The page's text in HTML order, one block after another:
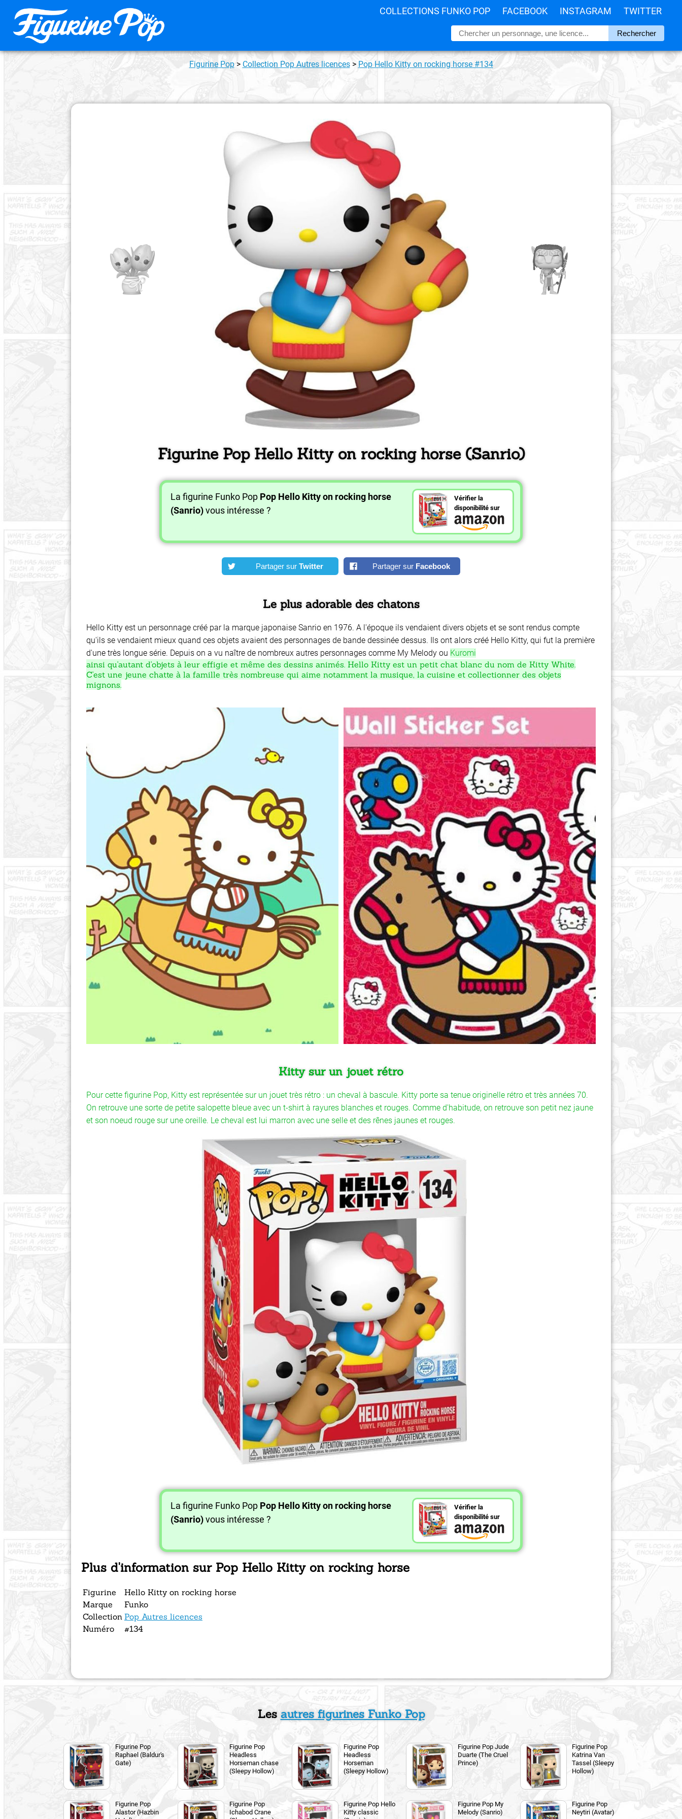
COLLECTIONS FUNKO POP FACEBOOK INSTAGRAM TWITTER
Figurine Pop > Collection Pop Autres licences > Pop Hello Kitty on rocking horse #134
Figurine Pop Hello Kitty on rocking horse (Sanrio)
La figurine Funko Pop Pop Hello Kitty on rocking horse
(Sanrio)vous intéresse ?
Vérifier la
disponibilité sur
Partager sur Twitter Partager sur Facebook
Le plus adorable des chatons
Hello Kitty est un personnage créé par la marque japonaise Sanrio en 1976. A l'époque ils vendaient divers objets et se sont rendus compte
qu'ils se vendaient mieux quand ces objets avaient des personnages de bande dessinée dessus. Ils ont alors créé Hello Kitty, qui fut la première
d'une très longue série. Depuis on a vu naître de nombreux autres personnages comme My Melody ou Kuromi
ainsi qu'autant d'objets à leur effigie et même des dessins animés. Hello Kitty est un petit chat blanc du nom de Kitty White.
C'est une jeune chatte à la famille très nombreuse qui aime notamment la musique, la cuisine et collectionner des objets
mignons.
Kitty sur un jouet rétro
Pour cette figurine Pop, Kitty est représentée sur un jouet très rétro : un cheval à bascule. Kitty porte sa tenue originelle rétro et très années 70.
On retrouve une sorte de petite salopette bleue avec un t-shirt à rayures blanches et rouges. Comme d'habitude, on retrouve son petit nez jaune
et son noeud rouge sur une oreille. Le cheval est lui marron avec une selle et des rênes jaunes et rouges.
La figurine Funko Pop Pop Hello Kitty on rocking horse
(Sanrio)vous intéresse ?
Vérifier la
disponibilité sur
Plus d'information sur Pop Hello Kitty on rocking horse
Figurine
Hello Kitty on rocking horse
Marque
Funko
Collection Pop Autres licences
Numéro
#134
Les autres figurines Funko Pop
Figurine Pop
Raphael (Baldur's
Gate)
Figurine Pop
Headless
Horseman chase
(Sleepy Hollow)
Figurine Pop
Headless
Horseman
(Sleepy Hollow)
Figurine Pop Jude
Duarte (The Cruel
Prince)
Figurine Pop
Katrina Van
Tassel (Sleepy
Hollow)
Figurine Pop
Alastor (Hazbin
Figurine Pop
Ichabod Crane
Figurine Pop Hello
Kitty classic
Figurine Pop My
Melody (Sanrio)
Figurine Pop
Neytiri (Avatar)